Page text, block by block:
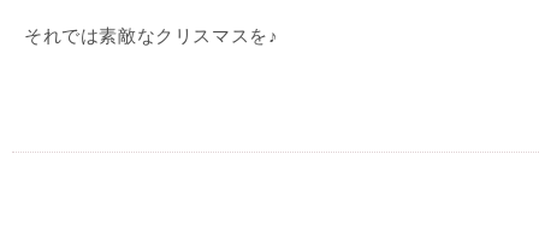
それでは素敵なクリスマスを♪